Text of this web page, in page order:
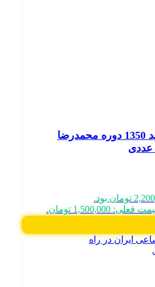
تمبر انقلاب سفید 1350 دوره محمدرضا
فعلی: 1,500,000 تومان.